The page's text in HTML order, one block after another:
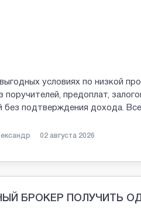
условиях по низкой
предоплат,
подтверждения дохода.
02 августа 2026
БРОКЕР ПОЛУЧИТЬ